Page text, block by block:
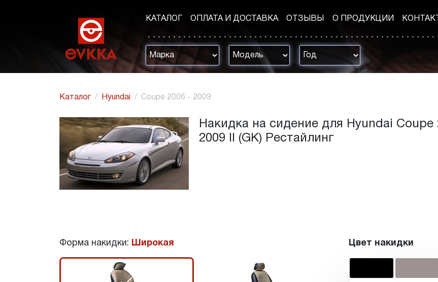
КАТАЛОГ ОПЛАТА И ДОСТАВКА ОТЗЫВЫ О ПРОДУКЦИИ
Каталог Hyundai Coupe 2006 - 2009
Накидка на сидение для Hyundai Coupe
2009 II (GK) Рестайлинг
Форма накидки: Широкая Цвет накидки